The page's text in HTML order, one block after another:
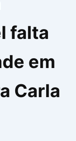
falta
em
Carla